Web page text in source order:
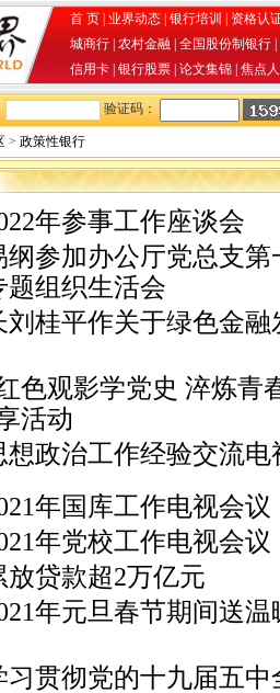
首 页 业界动态 银行培训
资格认
城商行 农村金融 全国股份制银行
信用卡 银行股票 论文集锦 焦点
验证码：
> 政策性银行
年参事工作座谈会
纲参加办公厅党总支第
题组织生活会
刘桂平作关于绿色金融
色观影学党史 淬炼青
活动
想政治工作经验交流电
年国库工作电视会议
年党校工作电视会议
放贷款超2万亿元
年元旦春节期间送温
习贯彻党的十九届五中